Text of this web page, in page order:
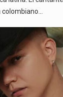
colombiano…